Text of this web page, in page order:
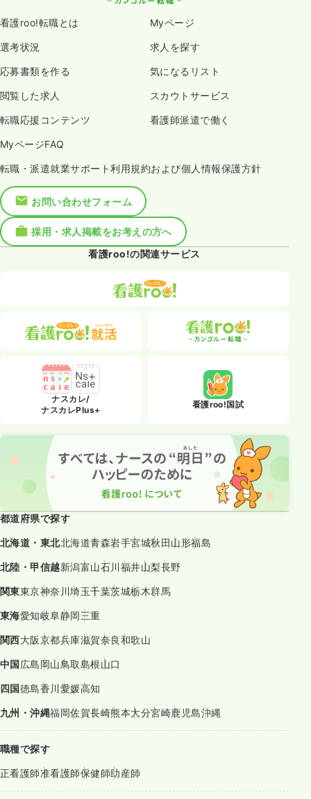
看護roo!転職とは Myページ
選考状況 求人を探す
応募書類を作る 気になるリスト
閲覧した求人 スカウトサービス
転職応援コンテンツ 看護師派遣で働く
MyページFAQ
転職・派遣就業サポート利用規約および個人情報保護方針
お問い合わせフォーム
採用・求人掲載をお考えの方へ
看護roo!の関連サービス
ナスカレ/
ナスカレPlus+
看護roo!国試
都道府県で探す
北海道・東北北海道青森岩手宮城秋田山形福島
北陸・甲信越新潟富山石川福井山梨長野
関東東京神奈川埼玉千葉茨城栃木群馬
東海愛知岐阜静岡三重
関西大阪京都兵庫滋賀奈良和歌山
中国広島岡山鳥取島根山口
四国徳島香川愛媛高知
九州・沖縄福岡佐賀長崎熊本大分宮崎鹿児島沖縄
職種で探す
正看護師准看護師保健師助産師